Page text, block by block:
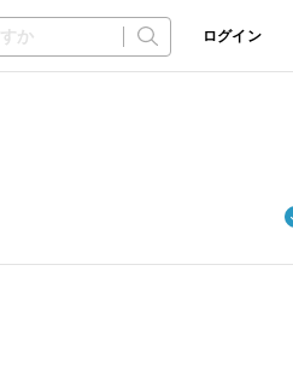
ログイン